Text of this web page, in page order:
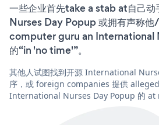
一些企业首先take a stab at自己
Nurses Day Popup 或拥有声称他
computer guru an International
的“in 'no time'”。
其他人试图找到开源 International
序，或 foreign companies 提供
International Nurses Day Popup 的 at